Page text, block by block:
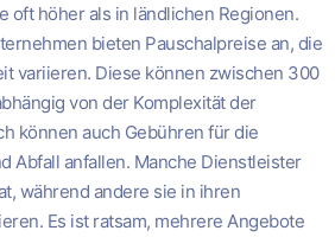
oft höher als in ländlichen Regionen.
bieten Pauschalpreise an, die
variieren. Diese können zwischen 300
von der Komplexität der
können auch Gebühren für die
Abfall anfallen. Manche Dienstleister
während andere sie in ihren
Es ist ratsam, mehrere Angebote